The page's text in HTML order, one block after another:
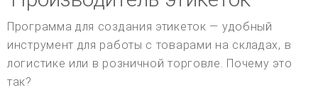
Программа для создания этикеток — удобный
инструмент для работы с товарами на складах, в
логистике или в розничной торговле. Почему это
так?